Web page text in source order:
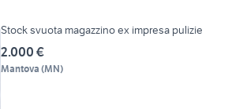
Stock svuota magazzino ex impresa pulizie
2.000 €
Mantova (MN)